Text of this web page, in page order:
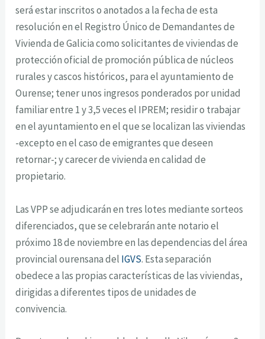
será estar inscritos o anotados a la fecha de esta
resolución en el Registro Único de Demandantes de
Vivienda de Galicia como solicitantes de viviendas de
protección oficial de promoción pública de núcleos
rurales y cascos históricos, para el ayuntamiento de
Ourense; tener unos ingresos ponderados por unidad
familiar entre 1 y 3,5 veces el IPREM; residir o trabajar
en el ayuntamiento en el que se localizan las viviendas
-excepto en el caso de emigrantes que deseen
retornar-; y carecer de vivienda en calidad de
propietario.
Las VPP se adjudicarán en tres lotes mediante sorteos
diferenciados, que se celebrarán ante notario el
próximo 18 de noviembre en las dependencias del área
provincial ourensana del IGVS. Esta separación
obedece a las propias características de las viviendas,
dirigidas a diferentes tipos de unidades de
convivencia.